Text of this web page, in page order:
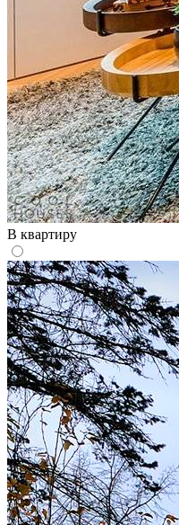
В квартиру